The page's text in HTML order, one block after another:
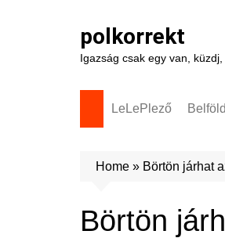
polkorrekt
Igazság csak egy van,
LeLePlező Belföld
Home » Börtön járhat
Börtön